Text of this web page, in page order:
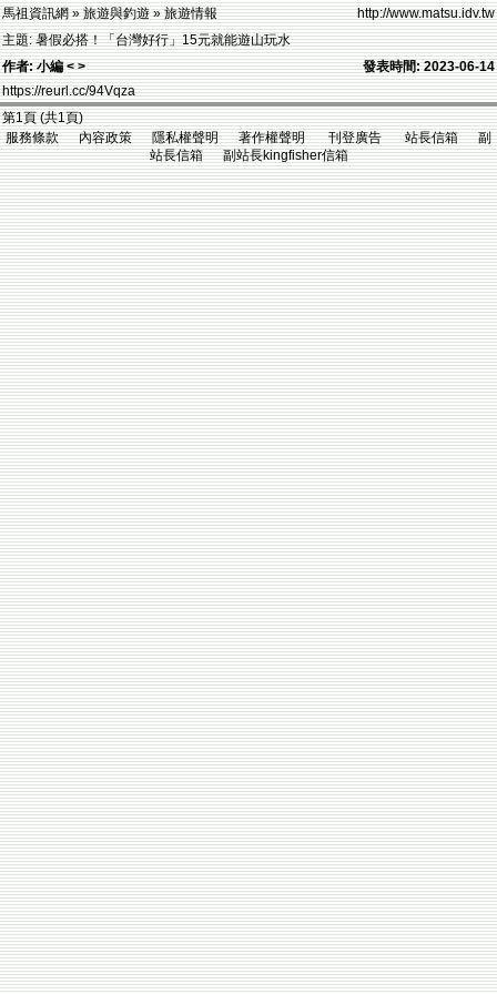
馬祖資訊網 » 旅遊與釣遊 » 旅遊情報
http://www.matsu.idv.tw
主題: 暑假必搭！「台灣好行」15元就能遊山玩水
作者: 小編 < >
發表時間: 2023-06-14
https://reurl.cc/94Vqza
第1頁 (共1頁)
服務條款 內容政策 隱私權聲明 著作權聲明 刊登廣告 站長信箱 副
站長信箱 副站長kingfisher信箱